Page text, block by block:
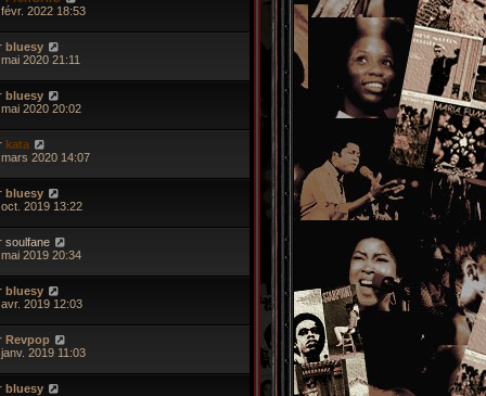
févr. 2022 18:53
bluesy
2020 21:11
bluesy
2020 20:02
kata
2020 14:07
bluesy
2019 13:22
soulfane
2019 20:34
bluesy
2019 12:03
Revpop
2019 11:03
bluesy